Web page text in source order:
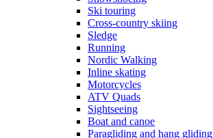
Ski touring
Cross-country skiing
Sledge
Running
Nordic Walking
Inline skating
Motorcycles
ATV Quads
Sightseeing
Boat and canoe
Paragliding and hang gliding